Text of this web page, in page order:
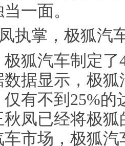
一面。
狐汽车制定
数据显示，极
有不到25%
秋凤已经将极
市场，极狐